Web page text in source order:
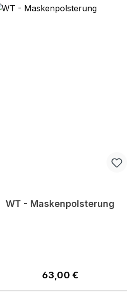
WT - Maskenpolsterung
Regulärer Preis:
63,00 €